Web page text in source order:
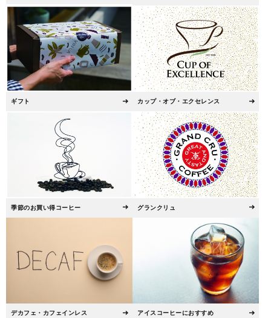
ギフト カップ・オブ・エクセレンス
季節のお買い得コーヒー グランクリュ
デカフェ・カフェインレス アイスコーヒーにおすすめ